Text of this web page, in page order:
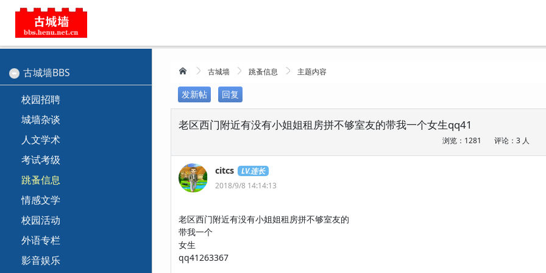
古城墙BBS
校园招聘
城墙杂谈
人文学术
考试考级
跳蚤信息
情感文学
校园活动
外语专栏
影音娱乐
古城墙 跳蚤信息 主题内容
发新帖 回复
老区西门附近有没有小姐姐租房拼不够室友的带我一个女生qq41
浏览：1281 评论：3 人
citcs
LV.连长
2018/9/8 14:14:13
老区西门附近有没有小姐姐租房拼不够室友的
带我一个
女生
qq41263367